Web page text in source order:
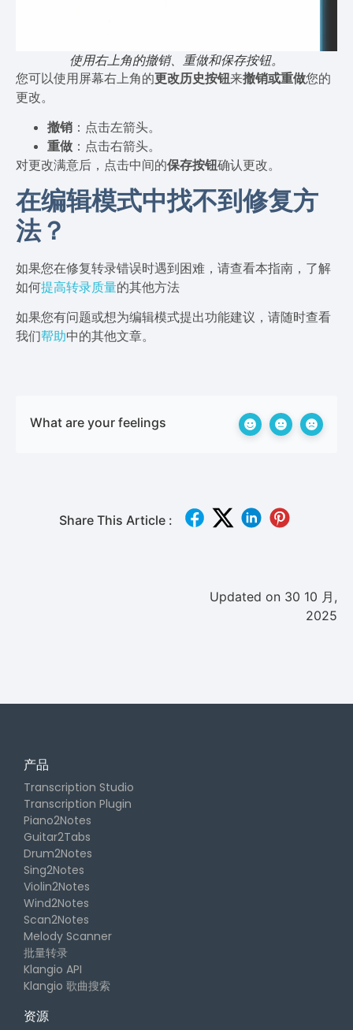
使用右上角的撤销、重做和保存按钮。
您可以使用屏幕右上角的更改历史按钮来撤销或重做您的
更改。
撤销 ：点击左箭头。
重做 ：点击右箭头。
对更改满意后，点击中间的保存按钮确认更改。
在编辑模式中找不到修复方
法？
如果您在修复转录错误时遇到困难，请查看本指南，了解
如何提高转录质量的其他方法
如果您有问题或想为编辑模式提出功能建议，请随时查看
我们帮助中的其他文章。
What are your feelings
Share This Article :
Updated on 30 10 月,
2025
产品
Transcription Studio
Transcription Plugin
Piano2Notes
Guitar2Tabs
Drum2Notes
Sing2Notes
Violin2Notes
Wind2Notes
Scan2Notes
Melody Scanner
批量转录
Klangio API
Klangio 歌曲搜索
资源